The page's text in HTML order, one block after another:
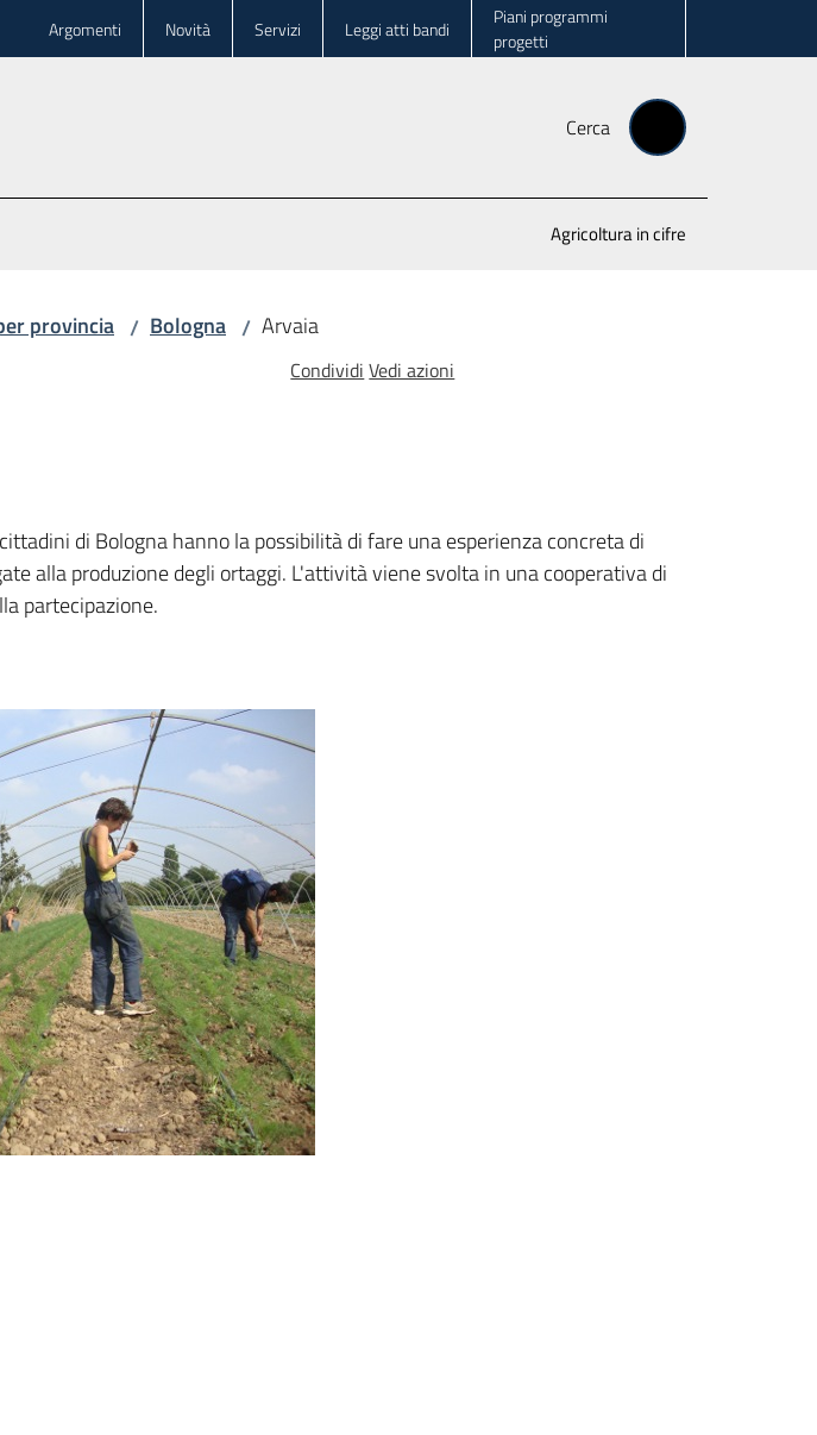
Argomenti Novità Servizi Leggi atti bandi
Piani programmi
progetti
Cerca
Agricoltura in cifre
provincia / Bologna / Arvaia
Condividi Vedi azioni
di Bologna hanno la possibilità di fare una esperienza concreta di
alla produzione degli ortaggi. L'attività viene svolta in una cooperativa di
partecipazione.